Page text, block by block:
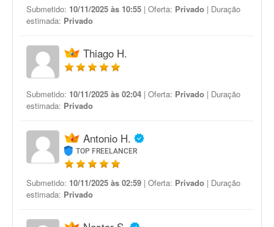
Submetido: 10/11/2025 às 10:55 | Oferta: Privado | Duração
estimada: Privado
Thiago H.
Submetido: 10/11/2025 às 02:04 | Oferta: Privado | Duração
estimada: Privado
Antonio H.
TOP FREELANCER
Submetido: 10/11/2025 às 02:59 | Oferta: Privado | Duração
estimada: Privado